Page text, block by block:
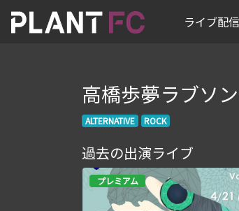
ライブ配信
高橋歩夢ラブソ
ALTERNATIVE ROCK
過去の出演ライブ
プレミアム